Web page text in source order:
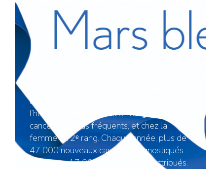
les plus fréquents en France. Chez
l’homme, il se classe au 3ᵉ rang des
cancers les plus fréquents, et chez la
femme au 2ᵉ rang. Chaque année, plus de
47 000 nouveaux cas sont diagnostiqués
et environ 17 000 décès lui sont attribués.